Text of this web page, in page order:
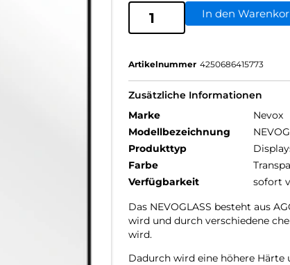
In den
Artikelnummer 4250686415773
Zusätzliche Informationen
Marke
Nevox
Modellbezeichnung
Produkttyp
Farbe
Verfügbarkeit
sofort
Das NEVOGLASS besteht aus
wird und durch verschiedene
wird.
Dadurch wird eine höhere